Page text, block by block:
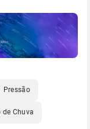
Pressão
Chuva